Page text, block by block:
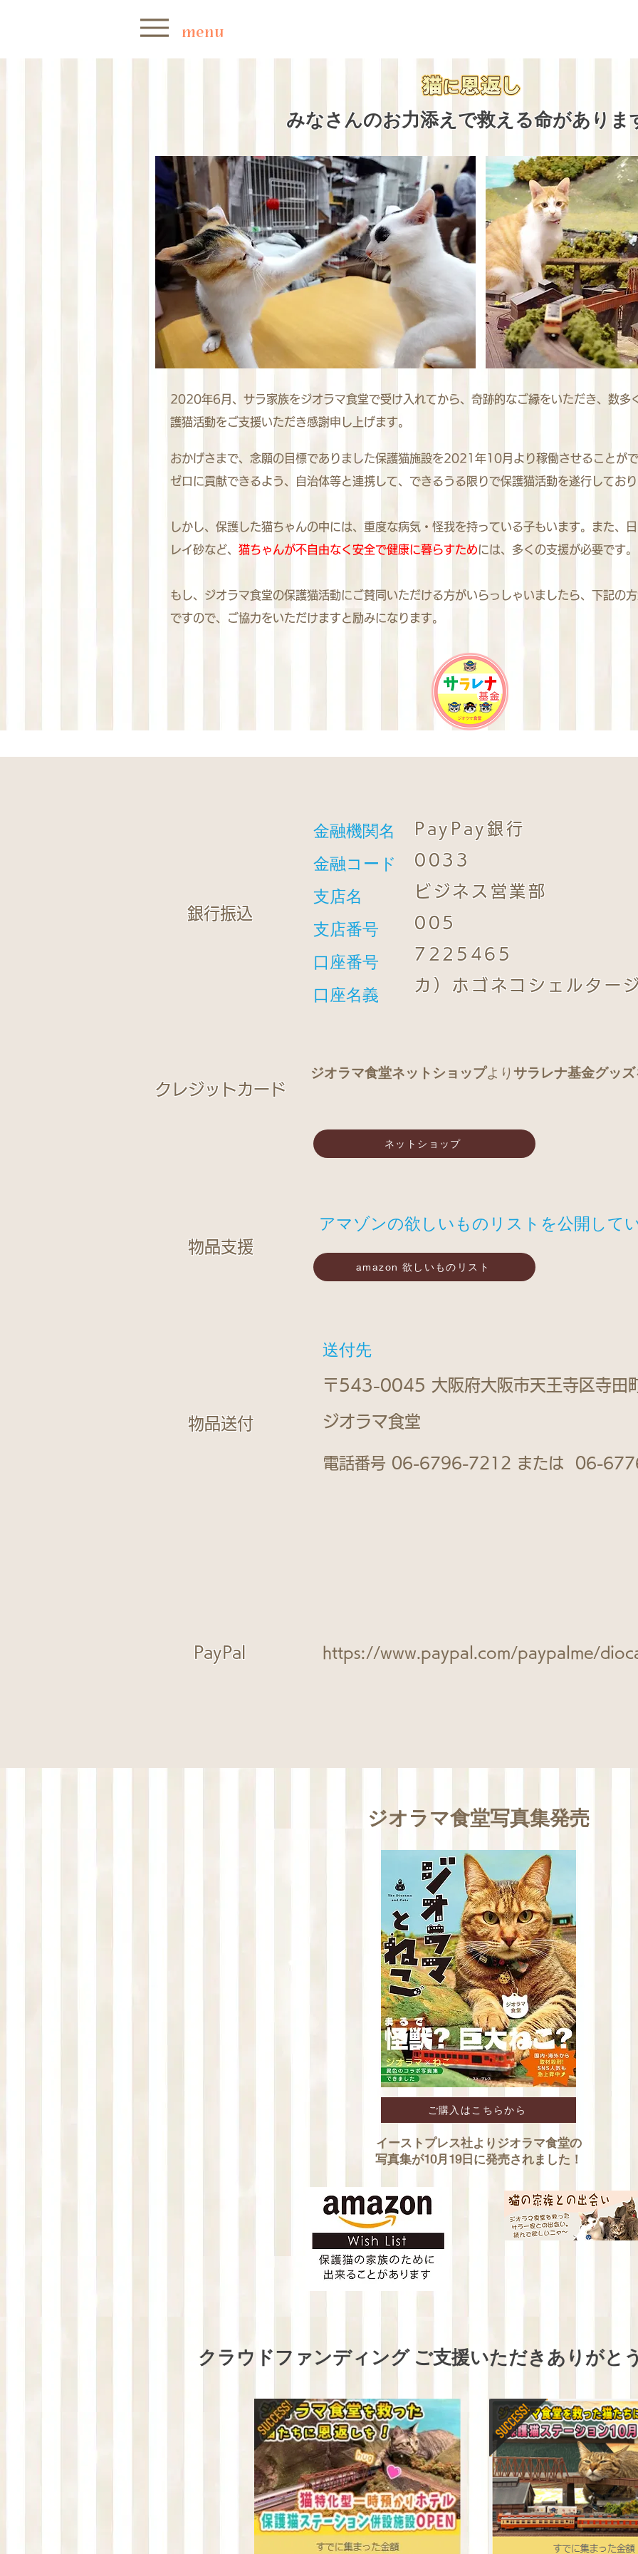
menu
みなさんのお力添えで救える命がありま
2020年6月、サラ家族をジオラマ食堂で受け入れてから、奇跡的なご縁をいただき、数多
護猫活動をご支援いただき感謝申し上げます。
おかげさまで、念願の目標でありました保護猫施設を2021年10月より稼働させることが
ゼロに貢献できるよう、自治体等と連携して、できるうる限りで保護猫活動を遂行してお
しかし、保護した猫ちゃんの中には、重度な病気・怪我を持っている子もいます。また、
レイ砂など、 猫ちゃんが不自由なく安全で健康に暮らすためには、多くの支援が必要です。
もし、ジオラマ食堂の保護猫活動にご賛同いただける方がいらっしゃいましたら、下記の
ですので、ご協力をいただけますと励みになります。
​銀行振込
金融機関名
​金融コード
支店名
​支店番号
​口座番号
​口座名義
PayPay銀行
0033
ビジネス営業部
005
7225465
カ）ホゴネコシェルター
​クレジットカード
ジオラマ食堂ネットショップより サラレナ基金グッズ
ネットショップ
​物品支援
アマゾンの欲しいものリストを公開して
amazon 欲しいものリスト
​物品送付
​送付先
〒543-0045 大阪府大阪市天王寺区寺
ジオラマ食堂
電話番号 06-6796-7212 または 06-
PayPal https://www.paypal.com/paypalme/
ジオラマ食堂写真集発売
ご購入はこちらから
イーストプレス社よりジオラマ食堂の
写真集が10月19日に発売されました！
クラウドファンディング ご支援いただきありがと